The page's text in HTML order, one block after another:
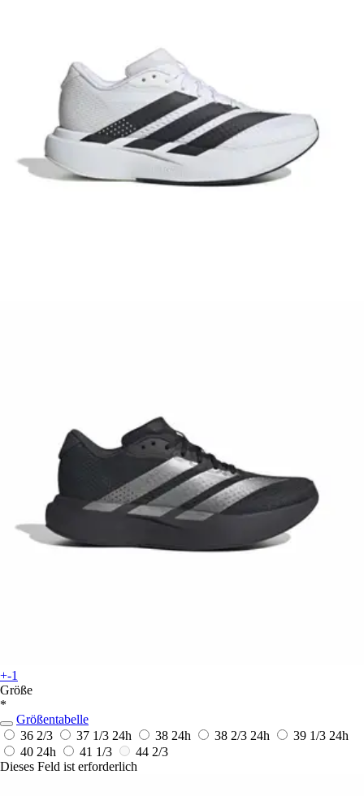
+-1
Größe
*
Größentabelle
36 2/3
37 1/3 24h 38 24h 38 2/3 24h 39 1/3 24h
40 24h 41 1/3
44 2/3
Dieses Feld ist erforderlich